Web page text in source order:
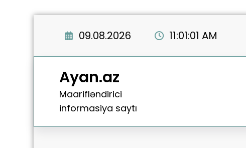
09.08.2026 11:01:02 AM
Ayan.az
Maarifləndirici
informasiya saytı